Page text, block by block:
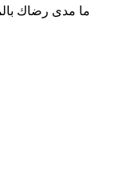
ما مدى رضاك